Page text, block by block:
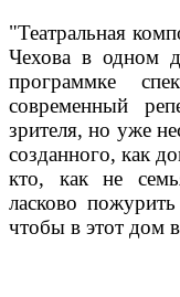
"Театральная
Чехова в одном
программке
современный
зрителя, но уже
созданного, как
кто, как не
ласково
чтобы в этот дом